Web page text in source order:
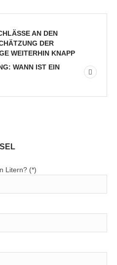
AN DEN
DER
WEITERHIN KNAPP
WANN IST EIN
Litern? (*)